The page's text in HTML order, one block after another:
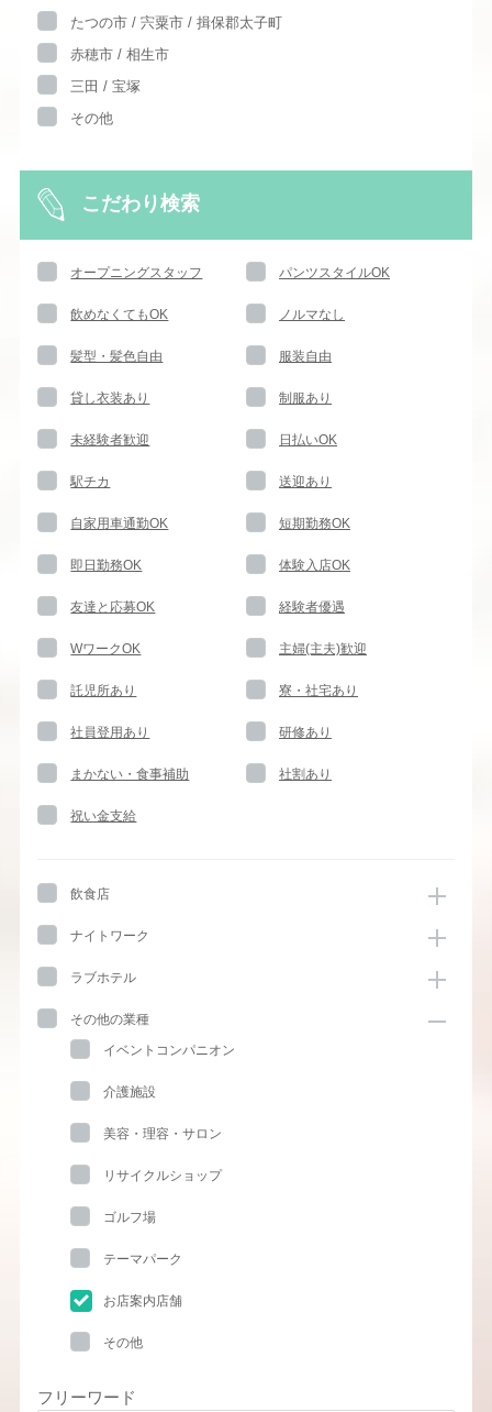
たつの市 / 宍粟市 / 揖保郡太子町
赤穂市 / 相生市
三田 / 宝塚
その他
こだわり検索
オープニングスタッフ パンツスタイルOK
飲めなくてもOK ノルマなし
髪型・髪色自由 服装自由
貸し衣装あり 制服あり
未経験者歓迎 日払いOK
駅チカ 送迎あり
自家用車通勤OK 短期勤務OK
即日勤務OK 体験入店OK
友達と応募OK 経験者優遇
WワークOK 主婦(主夫)歓迎
託児所あり 寮・社宅あり
社員登用あり 研修あり
まかない・食事補助 社割あり
祝い金支給
飲食店
ナイトワーク
ラブホテル
その他の業種
イベントコンパニオン
介護施設
美容・理容・サロン
リサイクルショップ
ゴルフ場
テーマパーク
お店案内店舗
その他
フリーワード